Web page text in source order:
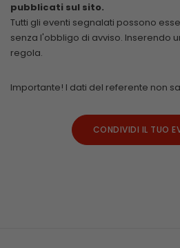
pubblicati sul sito.
Tutti gli eventi segnalati possono
senza l'obbligo di avviso. Inserendo
regola.
Importante! I dati del referente non
CONDIVIDI IL TUO